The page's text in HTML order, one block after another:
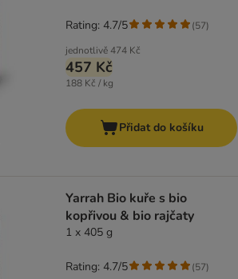
jednotlivě474 Kč
457 Kč
188 Kč / kg
Rating: 4.7/5 (57)
Přidat do košíku
Yarrah Bio kuře s bio
kopřivou & bio rajčaty
1 x 405 g
Rating: 4.7/5 (57)